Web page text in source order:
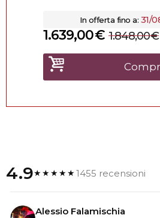
In offerta fino a: 31/
€
1.639,00 €
1.848,00
4.9★★★★★1455 recensioni
Alessio Falamischia